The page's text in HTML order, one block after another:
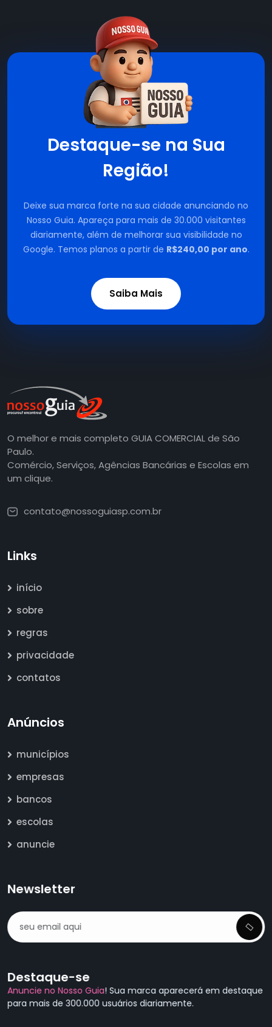
Destaque-se na Sua
Região!
Deixe sua marca forte na sua cidade anunciando no
Nosso Guia. Apareça para mais de 30.000 visitantes
diariamente, além de melhorar sua visibilidade no
Google. Temos planos a partir de R$240,00 por ano.
Saiba Mais
O melhor e mais completo GUIA COMERCIAL de São
Paulo.
Comércio, Serviços, Agências Bancárias e Escolas em
um clique.
contato@nossoguiasp.com.br
Links
início
sobre
regras
privacidade
contatos
Anúncios
municípios
empresas
bancos
escolas
anuncie
Newsletter
Destaque-se
Anuncie no Nosso Guia! Sua marca aparecerá em destaque
para mais de 300.000 usuários diariamente.